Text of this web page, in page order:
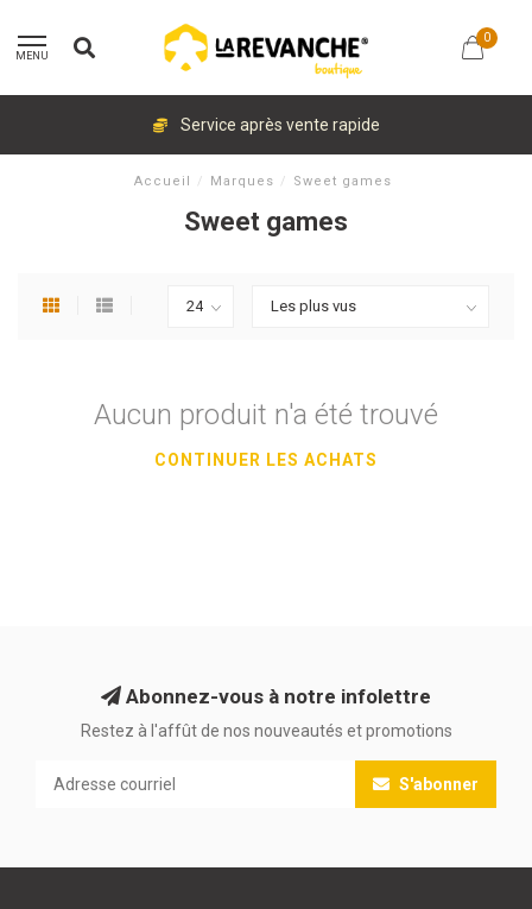
MENU
0
Service après vente rapide
Accueil / Marques / Sweet games
Sweet games
Aucun produit n'a été trouvé
CONTINUER LES ACHATS
Abonnez-vous à notre infolettre
Restez à l'affût de nos nouveautés et promotions
S'abonner